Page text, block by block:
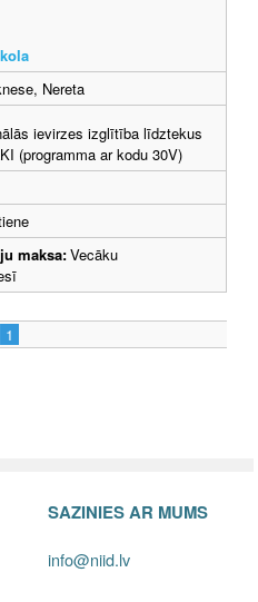
Nereta
ievirzes izglītība līdztekus
(programma ar kodu 30V)
maksa:Vecāku
1
SAZINIES AR MUMS
info@niid.lv